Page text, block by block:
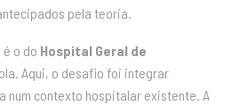
pela teoria.
o do Hospital Geral de
Aqui, o desafio foi integrar
num contexto hospitalar existente. A